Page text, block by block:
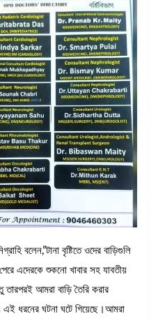
বলেন,”টানা বৃষ্টিতে ওদের বাড়িগুলি
এদেরকে শুকনো খাবার সহ যাবতীয়
তারপরই আমরা বাড়ি তৈরি করার
এই ধরনের ঘটনা ঘটে গিয়েছে।আমরা